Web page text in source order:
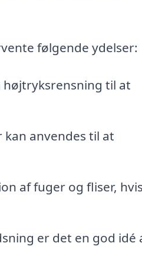
følgende ydelser:
højtryksrensning til at
anvendes til at
af fuger og fliser, hvis
er det en god idé